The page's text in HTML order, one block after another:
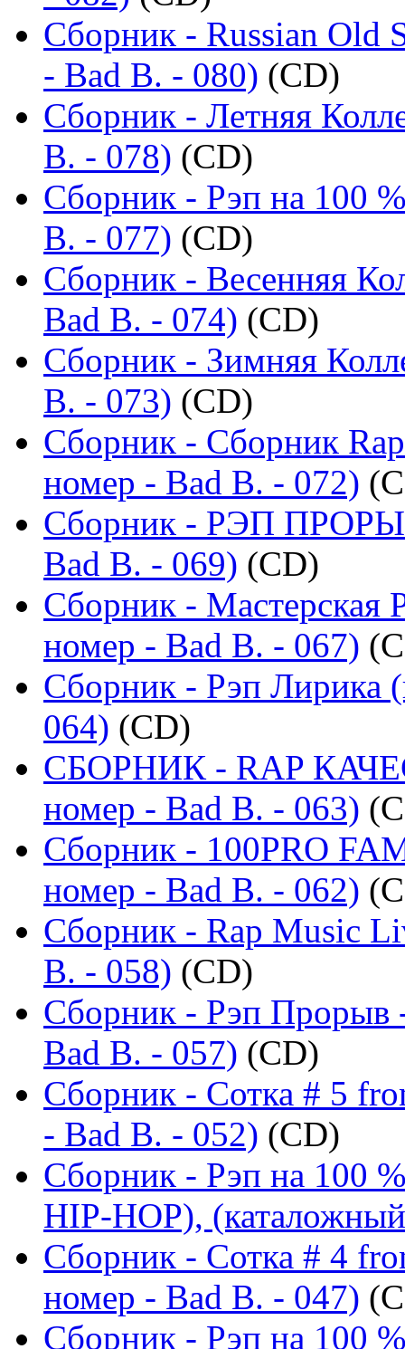
Сборник - Russian Old
- Bad B. - 080) (CD)
Сборник - Летняя
B. - 078) (CD)
Сборник - Рэп на 100
B. - 077) (CD)
Сборник - Весенняя
Bad B. - 074) (CD)
Сборник - Зимняя
B. - 073) (CD)
Сборник - Сборник
номер - Bad B. - 072)
Сборник - РЭП
Bad B. - 069) (CD)
Сборник - Мастерская
номер - Bad B. - 067)
Сборник - Рэп Лирика
064) (CD)
СБОРНИК - RAP
номер - Bad B. - 063)
Сборник - 100PRO
номер - Bad B. - 062)
Сборник - Rap Music
B. - 058) (CD)
Сборник - Рэп Прорыв
Bad B. - 057) (CD)
Сборник - Сотка # 5
- Bad B. - 052) (CD)
Сборник - Рэп на 100
HIP-HOP),
Сборник - Сотка # 4
номер - Bad B. - 047)
Сборник - Рэп на 100